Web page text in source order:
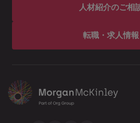
人材紹介のご相
転職・求人情報